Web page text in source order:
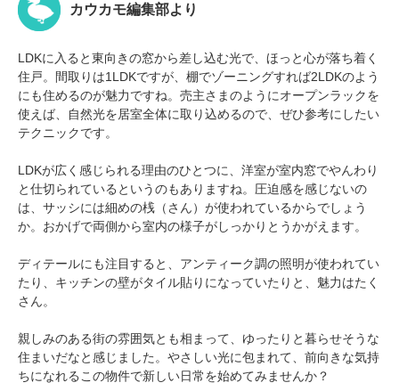
カウカモ編集部より
LDKに入ると東向きの窓から差し込む光で、ほっと心が落ち着く
住戸。間取りは1LDKですが、棚でゾーニングすれば2LDKのよう
にも住めるのが魅力ですね。売主さまのようにオープンラックを
使えば、自然光を居室全体に取り込めるので、ぜひ参考にしたい
テクニックです。
LDKが広く感じられる理由のひとつに、洋室が室内窓でやんわり
と仕切られているというのもありますね。圧迫感を感じないの
は、サッシには細めの桟（さん）が使われているからでしょう
か。おかげで両側から室内の様子がしっかりとうかがえます。
ディテールにも注目すると、アンティーク調の照明が使われてい
たり、キッチンの壁がタイル貼りになっていたりと、魅力はたく
さん。
親しみのある街の雰囲気とも相まって、ゆったりと暮らせそうな
住まいだなと感じました。やさしい光に包まれて、前向きな気持
ちになれるこの物件で新しい日常を始めてみませんか？